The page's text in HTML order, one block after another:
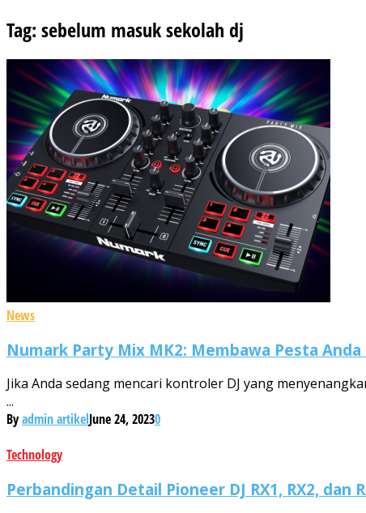
Tag: sebelum masuk sekolah dj
News
Numark Party Mix MK2: Membawa Pesta
Jika Anda sedang mencari kontroler DJ yang
...
Byadmin artikelJune 24, 20230
Technology
Perbandingan Detail Pioneer DJ RX1, RX2,